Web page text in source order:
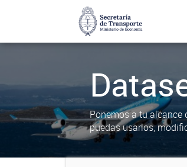
Ponemos a tu
puedas usarlos,